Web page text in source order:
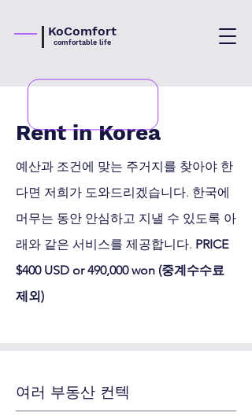
KoComfort
comfortable life
Rent in Korea
예산과 조건에 맞는 주거지를 찾아야 한
다면 저희가 도와드리겠습니다. 한국에
머무는 동안 안심하고 지낼 수 있도록 아
래와 같은 서비스를 제공합니다. PRICE
$400 USD or 490,000 won (중계수수료
제외)
여러 부동산 컨텍